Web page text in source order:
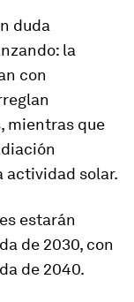
duda
la
con
mientras que
actividad solar.
estarán
de 2030, con
de 2040.